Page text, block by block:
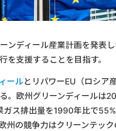
ンディール産業計画を発表
を支援することを目指す。
ールとリパワーEU（ロシア
。欧州グリーンディールは
ス排出量を1990年比で
州の競争力はクリーンテッ